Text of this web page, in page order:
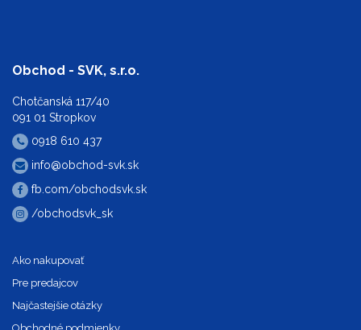
Obchod - SVK, s.r.o.
Chotčanská 117/40
091 01 Stropkov
0918 610 437
info@obchod-svk.sk
fb.com/obchodsvk.sk
/obchodsvk_sk
Ako nakupovať
Pre predajcov
Najčastejšie otázky